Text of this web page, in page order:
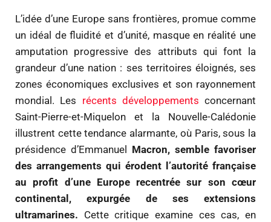
L’idée d’une Europe sans frontières, promue comme
un idéal de fluidité et d’unité, masque en réalité une
amputation progressive des attributs qui font la
grandeur d’une nation : ses territoires éloignés, ses
zones économiques exclusives et son rayonnement
mondial. Les récents développements concernant
Saint-Pierre-et-Miquelon et la Nouvelle-Calédonie
illustrent cette tendance alarmante, où Paris, sous la
présidence d’Emmanuel Macron, semble favoriser
des arrangements qui érodent l’autorité française
au profit d’une Europe recentrée sur son cœur
continental, expurgée de ses extensions
ultramarines. Cette critique examine ces cas, en